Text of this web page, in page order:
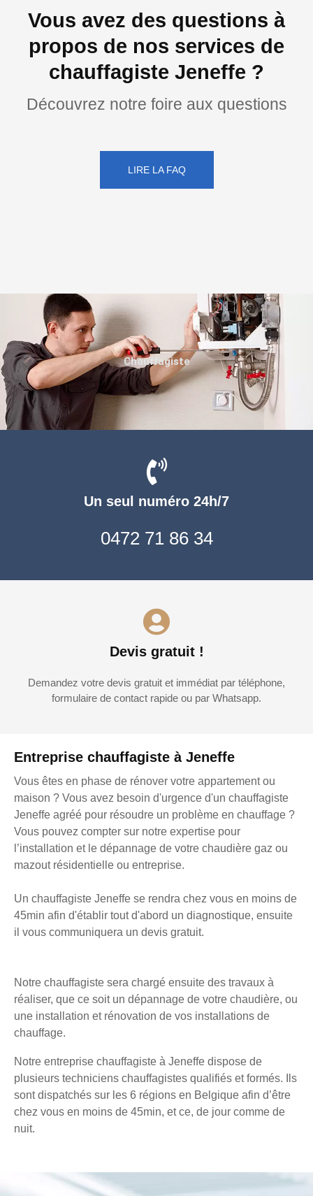
Vous avez des questions à
propos de nos services de
chauffagiste Jeneffe ?
Découvrez notre foire aux questions
LIRE LA FAQ
Entreprise chauffagiste à Jeneffe
Vous êtes en phase de rénover votre appartement ou
maison ? Vous avez besoin d'urgence d'un chauffagiste
Jeneffe agréé pour résoudre un problème en chauffage ?
Vous pouvez compter sur notre expertise pour
l’installation et le dépannage de votre chaudière gaz ou
mazout résidentielle ou entreprise.
Un chauffagiste Jeneffe se rendra chez vous en moins de
45min afin d'établir tout d'abord un diagnostique, ensuite
il vous communiquera un devis gratuit.
Notre chauffagiste sera chargé ensuite des travaux à
réaliser, que ce soit un dépannage de votre chaudière, ou
une installation et rénovation de vos installations de
chauffage.
Notre entreprise chauffagiste à Jeneffe dispose de
plusieurs techniciens chauffagistes qualifiés et formés. Ils
sont dispatchés sur les 6 régions en Belgique afin d’être
chez vous en moins de 45min, et ce, de jour comme de
nuit.
Un seul numéro 24h/7
0472 71 86 34
Devis gratuit !
Demandez votre devis gratuit et immédiat par téléphone,
formulaire de contact rapide ou par Whatsapp.
Chauffagiste